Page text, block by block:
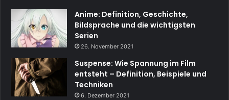
Anime: Definition, Geschichte,
Bildsprache und die wichtigsten
Serien
26. November 2021
Suspense: Wie Spannung im Film
entsteht – Definition, Beispiele und
Techniken
6. Dezember 2021